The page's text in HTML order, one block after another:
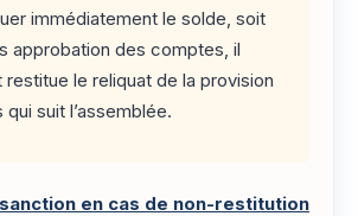
immédiatement le solde, soit
approbation des comptes, il
restitue le reliquat de la provision
qui suit l’assemblée.
en cas de non-restitution